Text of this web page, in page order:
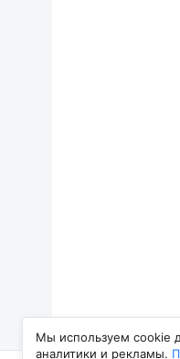
Мы используем cookie
аналитики и рекламы.